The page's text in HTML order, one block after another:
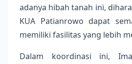
adanya hibah tanah ini,
KUA Patianrowo dapat
memiliki fasilitas yang lebih
Dalam koordinasi ini,